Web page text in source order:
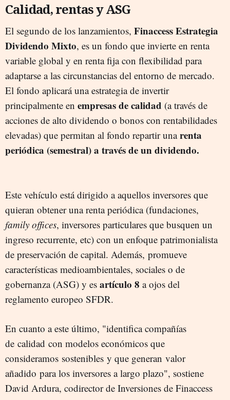
Calidad, rentas y ASG
El segundo de los lanzamientos, Finaccess Estrategia
Dividendo Mixto, es un fondo que invierte en renta
variable global y en renta fija con flexibilidad para
adaptarse a las circunstancias del entorno de mercado.
El fondo aplicará una estrategia de invertir
principalmente en empresas de calidad (a través de
acciones de alto dividendo o bonos con rentabilidades
elevadas) que permitan al fondo repartir unarenta
periódica (semestral) a través de un dividendo.
Este vehículo está dirigido a aquellos inversores que
quieran obtener una renta periódica (fundaciones,
family offices, inversores particulares que busquen un
ingreso recurrente, etc) con un enfoque patrimonialista
de preservación de capital. Además, promueve
características medioambientales, sociales o de
gobernanza (ASG) y es artículo 8 a ojos del
reglamento europeo SFDR.
En cuanto a este último, "identifica compañías
de calidad con modelos económicos que
consideramos sostenibles y que generan valor
añadido para los inversores a largo plazo", sostiene
David Ardura, codirector de Inversiones de Finaccess